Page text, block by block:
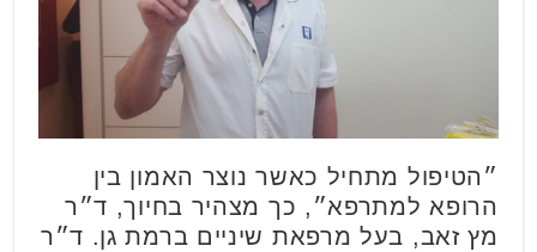
״הטיפול מתחיל כאשר נוצר האמון בין
הרופא למתרפא״, כך מצהיר בחיוך, ד״ר
מץ זאב, בעל מרפאת שיניים ברמת גן. ד״ר